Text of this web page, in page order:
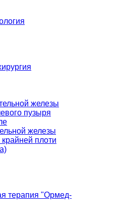
железы
пузыря
железы
крайней плоти
терапия "Ормед-